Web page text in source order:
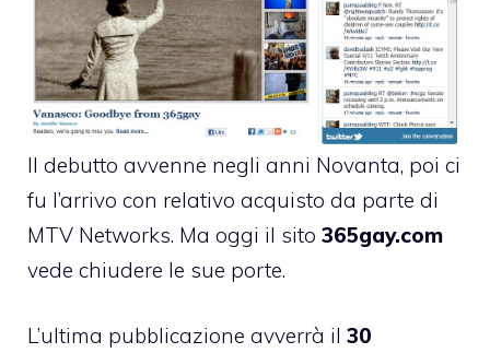
Il debutto avvenne negli anni Novanta, poi ci
fu l’arrivo con relativo acquisto da parte di
MTV Networks. Ma oggi il sito 365gay.com
vede chiudere le sue porte.
L’ultima pubblicazione avverrà il 30